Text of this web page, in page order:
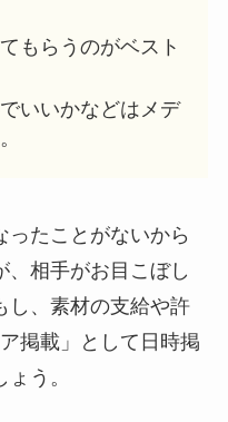
もらうのがベスト
いいかなどはメデ
ったことがないから
、相手がお目こぼし
し、素材の支給や許
掲載」として日時掲
う。